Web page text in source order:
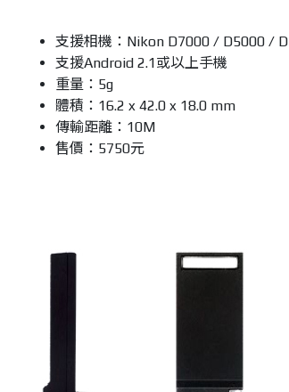
支援相機：Nikon D7000 / D5000 /
支援Android 2.1或以上手機
重量：5g
體積：16.2 x 42.0 x 18.0 mm
傳輸距離：10M
售價：5750元